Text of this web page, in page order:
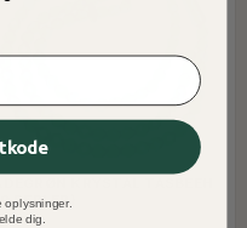
PERLER)
oplysninger.
dig.